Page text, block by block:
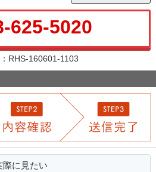
625-5020
RHS-160601-1103
際に見たい